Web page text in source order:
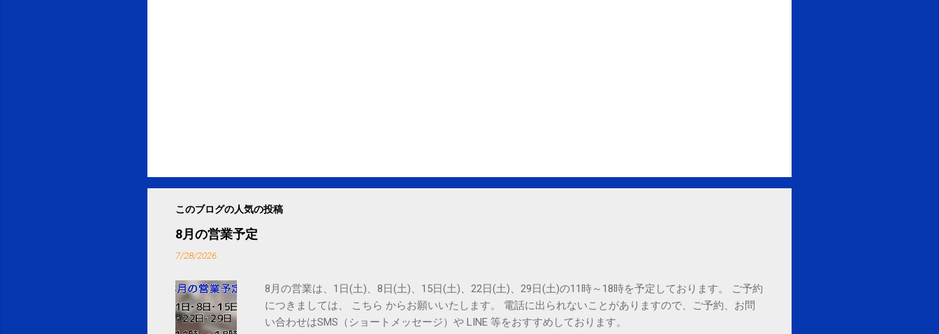
このブログの人気の投稿
8月の営業予定
7/28/2026
8月の営業は、1日(土)、8日(土)、15日(土)、22日(土)、29日(土)の11時～18時を予定しております。 ご予約
につきましては、 こちら からお願いいたします。 電話に出られないことがありますので、ご予約、お問
い合わせはSMS（ショートメッセージ）や LINE 等をおすすめしております。